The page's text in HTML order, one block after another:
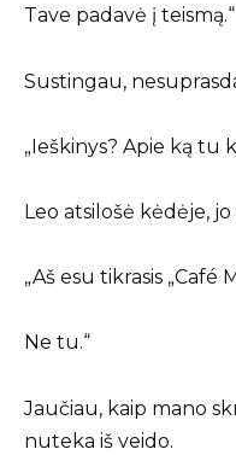
Tave padavė į teismą.“
Sustingau,
„Ieškinys? Apie ką tu
Leo atsilošė kėdėje,
„Aš esu tikrasis „Café
Ne tu.“
Jaučiau, kaip mano
nuteka iš veido.